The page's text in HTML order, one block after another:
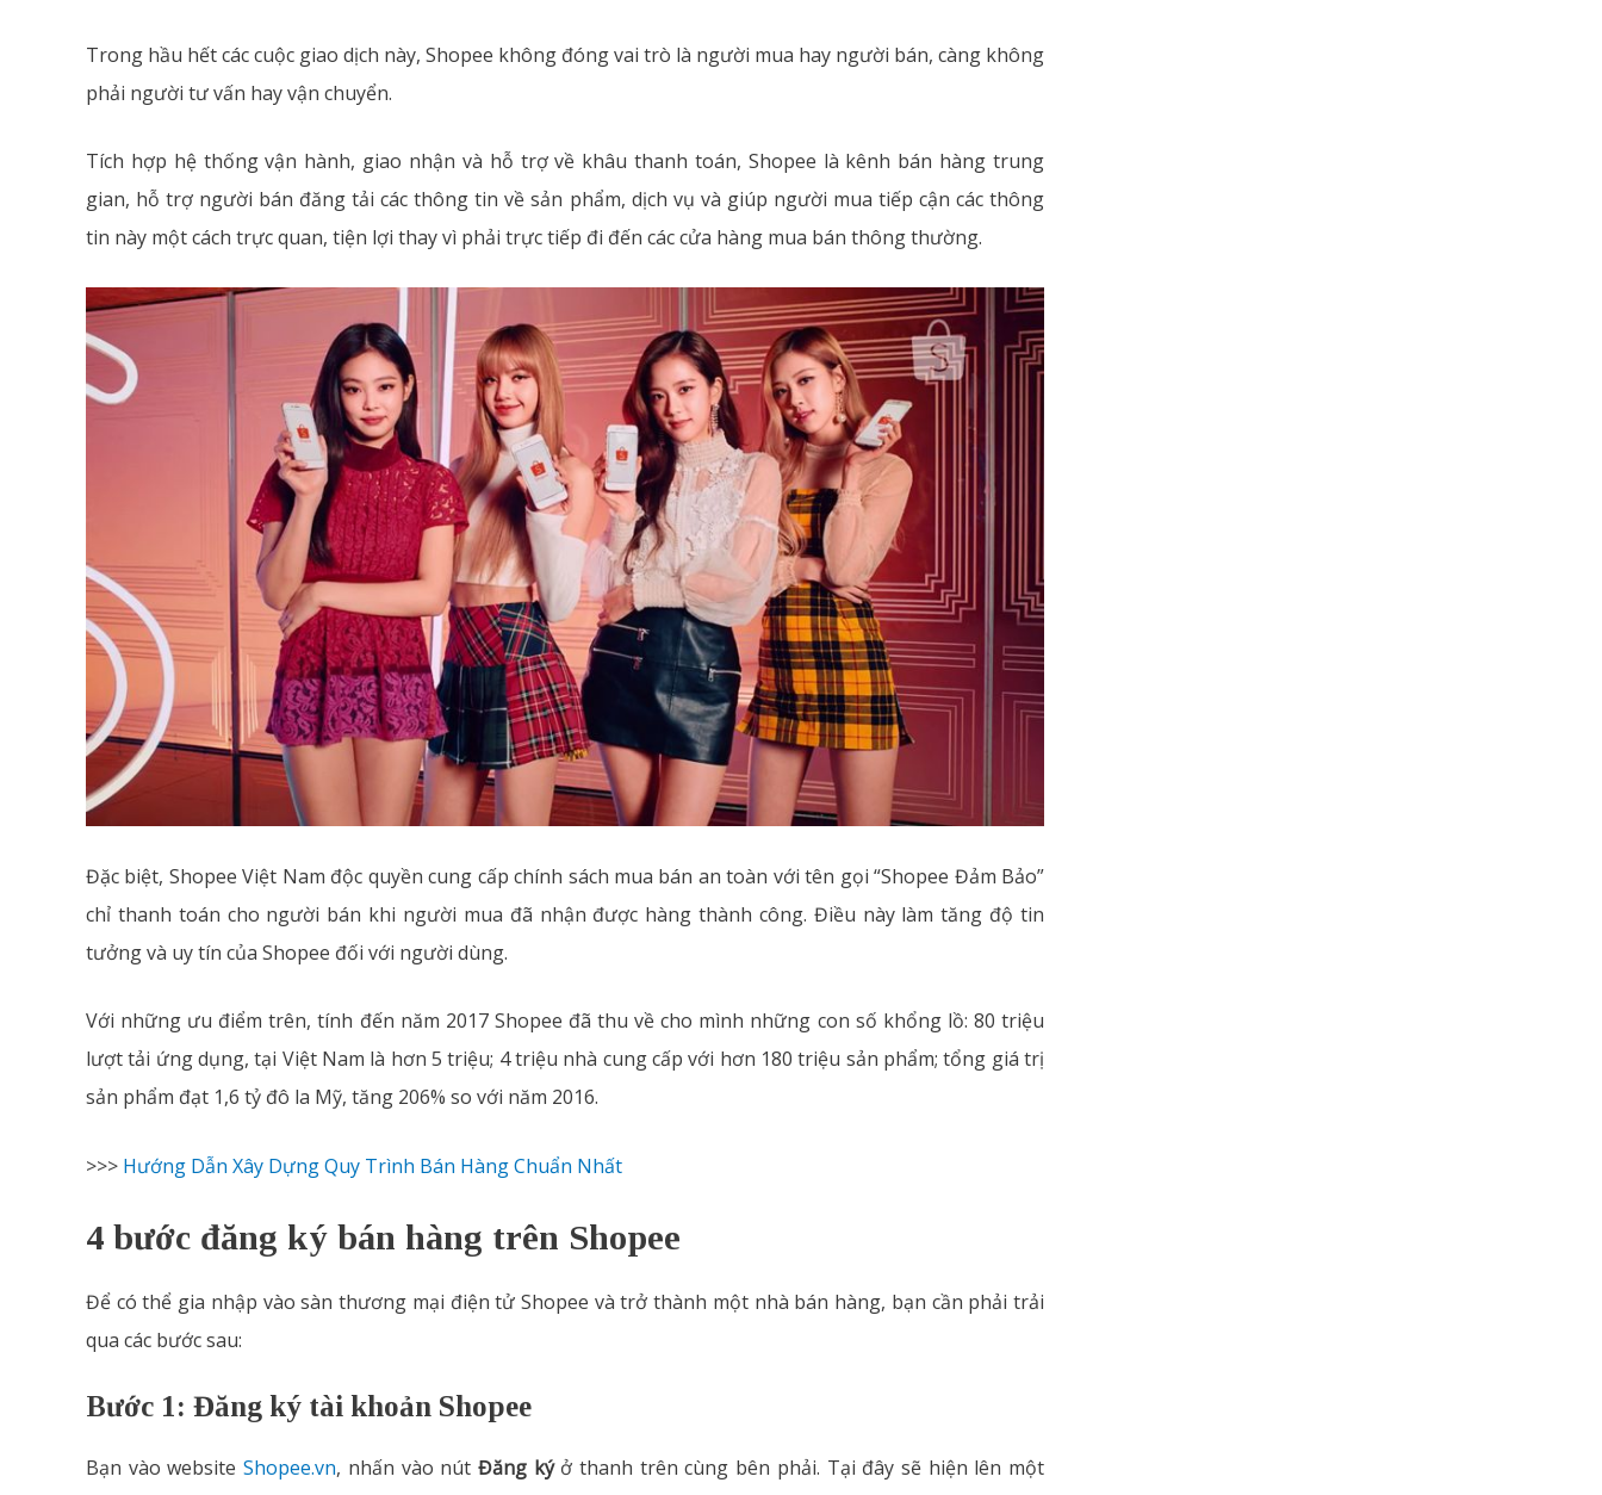
Trong hầu hết các cuộc giao dịch này, Shopee không đóng vai trò là người mua hay người bán, càng không
phải người tư vấn hay vận chuyển.
Tích hợp hệ thống vận hành, giao nhận và hỗ trợ về khâu thanh toán, Shopee là kênh bán hàng trung
gian, hỗ trợ người bán đăng tải các thông tin về sản phẩm, dịch vụ và giúp người mua tiếp cận các thông
tin này một cách trực quan, tiện lợi thay vì phải trực tiếp đi đến các cửa hàng mua bán thông thường.
Đặc biệt, Shopee Việt Nam độc quyền cung cấp chính sách mua bán an toàn với tên gọi “Shopee Đảm Bảo”
chỉ thanh toán cho người bán khi người mua đã nhận được hàng thành công. Điều này làm tăng độ tin
tưởng và uy tín của Shopee đối với người dùng.
Với những ưu điểm trên, tính đến năm 2017 Shopee đã thu về cho mình những con số khổng lồ: 80 triệu
lượt tải ứng dụng, tại Việt Nam là hơn 5 triệu; 4 triệu nhà cung cấp với hơn 180 triệu sản phẩm; tổng giá trị
sản phẩm đạt 1,6 tỷ đô la Mỹ, tăng 206% so với năm 2016.
>>> Hướng Dẫn Xây Dựng Quy Trình Bán Hàng Chuẩn Nhất
4 bước đăng ký bán hàng trên Shopee
Để có thể gia nhập vào sàn thương mại điện tử Shopee và trở thành một nhà bán hàng, bạn cần phải trải
qua các bước sau:
Bước 1: Đăng ký tài khoản Shopee
Bạn vào websiteShopee.vn, nhấn vào nút Đăng kýở thanh trên cùng bên phải. Tại đây sẽ hiện lên một